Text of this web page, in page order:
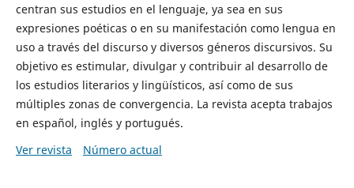
centran sus estudios en el lenguaje, ya sea en sus
expresiones poéticas o en su manifestación como lengua en
uso a través del discurso y diversos géneros discursivos. Su
objetivo es estimular, divulgar y contribuir al desarrollo de
los estudios literarios y lingüísticos, así como de sus
múltiples zonas de convergencia. La revista acepta trabajos
en español, inglés y portugués.
Ver revista
Número actual